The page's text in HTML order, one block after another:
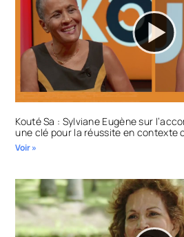
Kouté Sa : Sylviane Eugène sur
une clé pour la réussite en contexte
Voir »